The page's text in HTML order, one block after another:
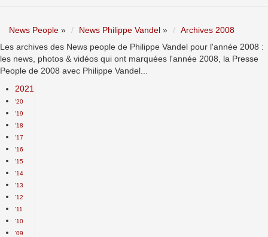
News People » News Philippe Vandel »
Archives 2008
Les archives des News people de Philippe Vandel pour l'année 2008 :
les news, photos & vidéos qui ont marquées l'année 2008, la Presse
People de 2008 avec Philippe Vandel...
2021
'20
'19
'18
'17
'16
'15
'14
'13
'12
'11
'10
'09